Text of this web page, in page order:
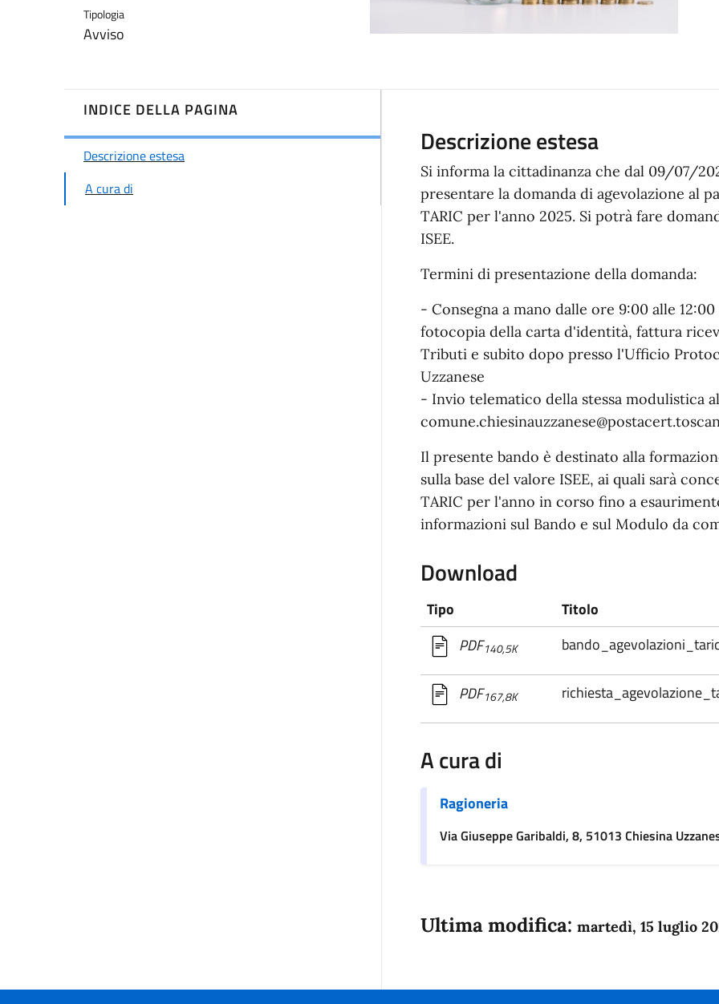
Tipologia
Avviso
INDICE DELLA PAGINA
Descrizione estesa
A cura di
Descrizione estesa
Si informa la cittadinanza che dal 09/07/
presentare la domanda di agevolazione al
TARIC per l'anno 2025. Si potrà fare
ISEE.
Termini di presentazione della domanda:
- Consegna a mano dalle ore 9:00 alle
fotocopia della carta d'identità, fattura
Tributi e subito dopo presso l'Ufficio
Uzzanese
- Invio telematico della stessa modulistica
Il presente bando è destinato alla
sulla base del valore ISEE, ai quali sarà
TARIC per l'anno in corso fino a
informazioni sul Bando e sul Modulo da
Download
Tipo
Titolo
PDF140,5K
PDF167,8K
A cura di
Ragioneria
Via Giuseppe Garibaldi, 8, 51013 Chiesina
Ultima modifica: martedì, 15 luglio